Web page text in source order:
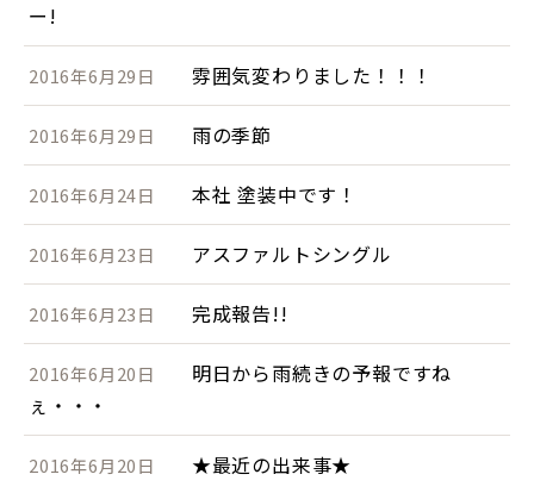
ー!
2016年6月29日 雰囲気変わりました！！！
2016年6月29日 雨の季節
2016年6月24日 本社 塗装中です！
2016年6月23日 アスファルトシングル
2016年6月23日 完成報告!!
2016年6月20日
明日から雨続きの予報ですね
ぇ・・・
2016年6月20日 ★最近の出来事★